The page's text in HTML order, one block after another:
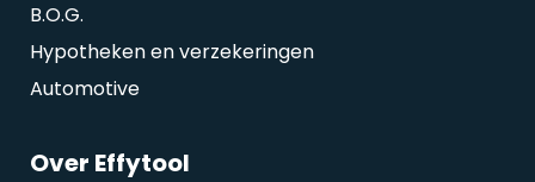
B.O.G.
Hypotheken en verzekeringen
Automotive
Over Effytool